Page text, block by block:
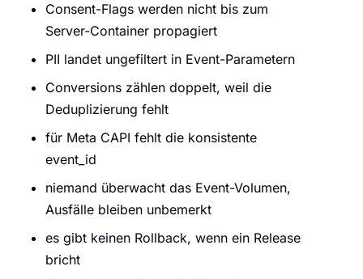
Consent-Flags werden nicht bis zum
Server-Container propagiert
PII landet ungefiltert in Event-Parametern
Conversions zählen doppelt, weil die
Deduplizierung fehlt
für Meta CAPI fehlt die konsistente
event_id
niemand überwacht das Event-Volumen,
Ausfälle bleiben unbemerkt
es gibt keinen Rollback, wenn ein Release
bricht